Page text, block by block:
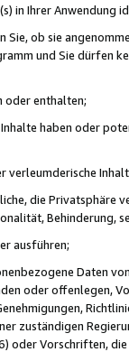
in Ihrer Anwendung
ob sie
und Sie dürfen
oder enthalten;
haben oder
verleumderische
die Privatsphäre
Behinderung,
ausführen;
Daten
oder offenlegen,
zuständigen
oder Vorschriften,